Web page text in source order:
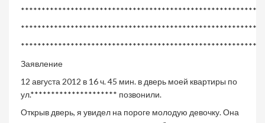
Заявление
12 августа 2012 в 16 ч. 45 мин. в дверь моей квартиры по
ул.********************* позвонили.
Открыв дверь, я увидел на пороге молодую девочку. Она